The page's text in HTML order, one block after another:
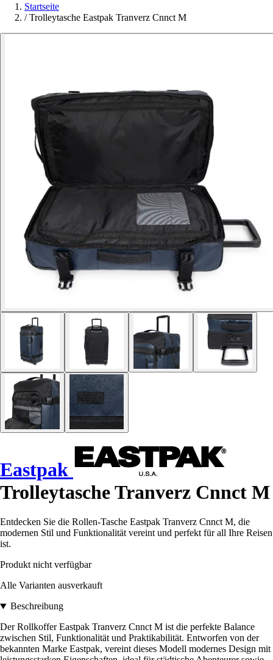
Startseite
/ Trolleytasche Eastpak Tranverz Cnnct M
Eastpak
Trolleytasche Tranverz Cnnct M
Entdecken Sie die Rollen-Tasche Eastpak Tranverz Cnnct M, die
modernen Stil und Funktionalität vereint und perfekt für all Ihre Reisen
ist.
Produkt nicht verfügbar
Alle Varianten ausverkauft
Beschreibung
Der Rollkoffer Eastpak Tranverz Cnnct M ist die perfekte Balance
zwischen Stil, Funktionalität und Praktikabilität. Entworfen von der
bekannten Marke Eastpak, vereint dieses Modell modernes Design mit